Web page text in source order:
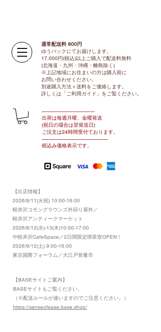
通常配送料 800円​
ゆうパックにてお届けします。
17,000円(税込)以上ご購入で配送料無料
(北海道・九州・沖縄・離島除く)
※上記地域にお住まいの方は購入前に
お問い合わせください。
別途購入方法＋送料をご連絡します。
​​詳しくは「ご利用ガイド」をご覧ください。
​-----------------------------------
出荷は毎週月曜、金曜発送
(祝日の場合は翌発送日)
ご注文は24時間受付ております​。
-------------------------------​-------​------
​税込み価格表示です。
【出店情報】
2026/8/11(火祝) 10:00-16:00
​軽井沢コモングラウンズ外回り屋外／
軽井沢アンティークマーケット
2026/8/12(水)-13(木)10:00-17:00
​中軽井沢CafeSpace／2日間限定喫茶室OPEN！
2026/9/12(土) 9:00-16:00
東京国際フォーラム／大江戸骨董市
【BASEサイトご案内】
​BASEサイトもご覧ください。
（※配送ルールが違いますのでご注意ください。）
https://senseofease.base.shop/